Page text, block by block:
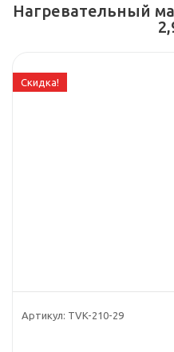
Нагревательный
Скидка!
Артикул: TVK-210-29